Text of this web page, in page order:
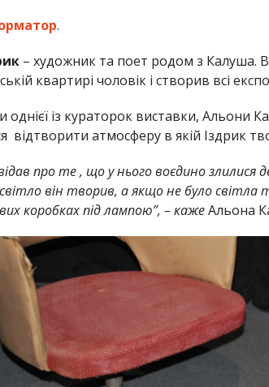
.
– художник та поет родом з Калуша.
квартирі чоловік і створив всі
однієї із кураторок виставки, Альони
відтворити атмосферу в якій Іздрик
про те , що у нього воєдино злилися
він творив, а якщо не було
коробках під лампою”, – кажеАльона